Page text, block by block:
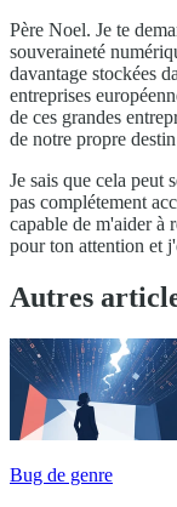
Père Noel. Je te
souveraineté
davantage stockées
entreprises
de ces grandes
de notre propre
Je sais que cela peut
pas complétement
capable de m'aider à
pour ton attention et
Autres
Bug de genre